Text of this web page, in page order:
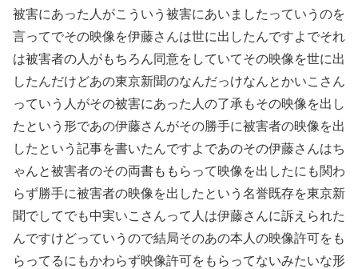
被害にあった人がこういう被害にあいましたっていうのを
言ってでその映像を伊藤さんは世に出したんですよでそれ
は被害者の人がもちろん同意をしていてその映像を世に出
したんだけどあの東京新聞のなんだっけなんとかいこさん
っていう人がその被害にあった人の了承もその映像を出し
たという形であの伊藤さんがその勝手に被害者の映像を出
したという記事を書いたんですよであのその伊藤さんはち
ゃんと被害者のその両書ももらって映像を出したにも関わ
らず勝手に被害者の映像を出したという名誉既存を東京新
聞でしてでも中実いこさんって人は伊藤さんに訴えられた
んですけどっていうので結局そのあの本人の映像許可をも
らってるにもかわらず映像許可をもらってないみたいな形